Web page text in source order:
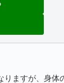
りますが、身体